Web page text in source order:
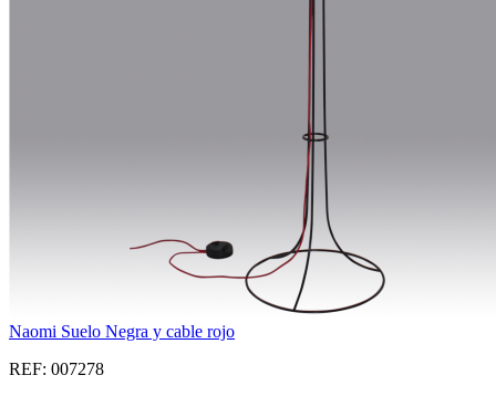
Naomi Suelo Negra y cable rojo
REF: 007278